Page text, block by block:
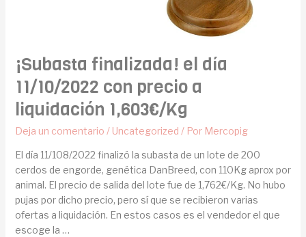
¡Subasta finalizada! el día
11/10/2022 con precio a
liquidación 1,603€/Kg
Deja un comentario / Uncategorized / Por Mercopig
El día 11/108/2022 finalizó la subasta de un lote de 200
cerdos de engorde, genética DanBreed, con 110Kg aprox por
animal. El precio de salida del lote fue de 1,762€/Kg. No hubo
pujas por dicho precio, pero sí que se recibieron varias
ofertas a liquidación. En estos casos es el vendedor el que
escoge la …